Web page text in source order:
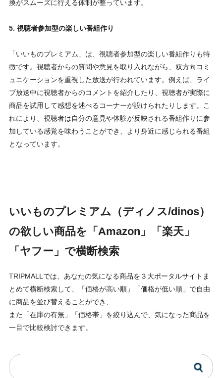
換がスムーズに行える体制が整っています。
5. 視聴者参加型の楽しい番組作り
「いいものプレミアム」は、視聴者参加型の楽しい番組作りも特
徴です。視聴者からの質問や意見を取り入れながら、双方向コミ
ュニケーションを重視した放送が行われています。例えば、ライ
ブ放送中に視聴者からのコメントを紹介したり、視聴者が実際に
商品を試用して感想を述べるコーナーが設けられたりします。こ
れにより、視聴者は自分の意見や体験が反映される番組作りに参
加している感覚を味わうことができ、より身近に感じられる番組
となっています。
いいものプレミアム（ディノス/dinos）
の欲しい商品を「Amazon」「楽天」
「ヤフー」で横断検索
TRIPMALLでは、あなたの気になる商品を３大ポータルサイトま
とめて横断検索して、「価格が高い順」「価格が低い順」で自由
に商品を並び替えることができ、
また「在庫の有無」「価格帯」を絞り込んで、気になった商品を
一目で比較検討できます。